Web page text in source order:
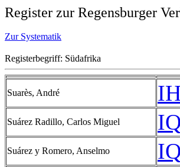
Register zur Regensburger
Zur Systematik
Registerbegriff: Südafrika
Suarès, André
Suárez Radillo, Carlos Miguel
Suárez y Romero, Anselmo